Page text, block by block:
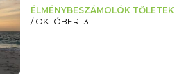
ÉLMÉNYBESZÁMOLÓK TŐLETEK
/ OKTÓBER 13.